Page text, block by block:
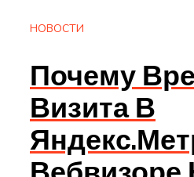
НОВОСТИ
Почему
Визита В